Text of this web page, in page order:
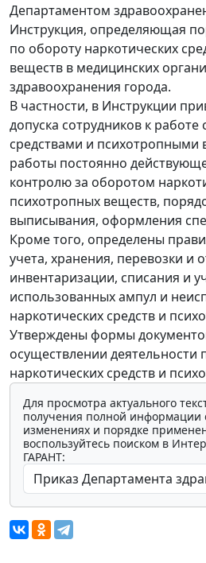
Департаментом
Инструкция, определяющая
по обороту наркотических
веществ в медицинских
здравоохранения города.
В частности, в Инструкции
допуска сотрудников к
средствами и психотропными
работы постоянно
контролю за оборотом
психотропных веществ,
выписывания, оформления
Кроме того, определены
учета, хранения, перевозки и
инвентаризации, списания и
использованных ампул и
наркотических средств и
Утверждены формы
осуществлении деятельности
наркотических средств и
Для просмотра актуального
получения полной информации
изменениях и порядке
воспользуйтесь поиском в
ГАРАНТ: